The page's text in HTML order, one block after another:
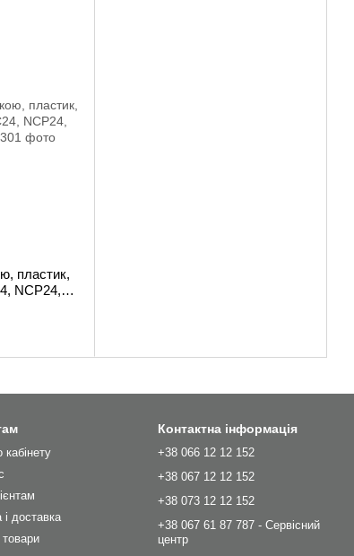
пластик,
NCP24,
кабінету
доставка
товари
Контактна інформація
+38 066 12 12 152
+38 067 12 12 152
+38 073 12 12 152
+38 067 61 87 787 - Сервісний
центр